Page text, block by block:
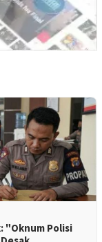
"Oknum Polisi